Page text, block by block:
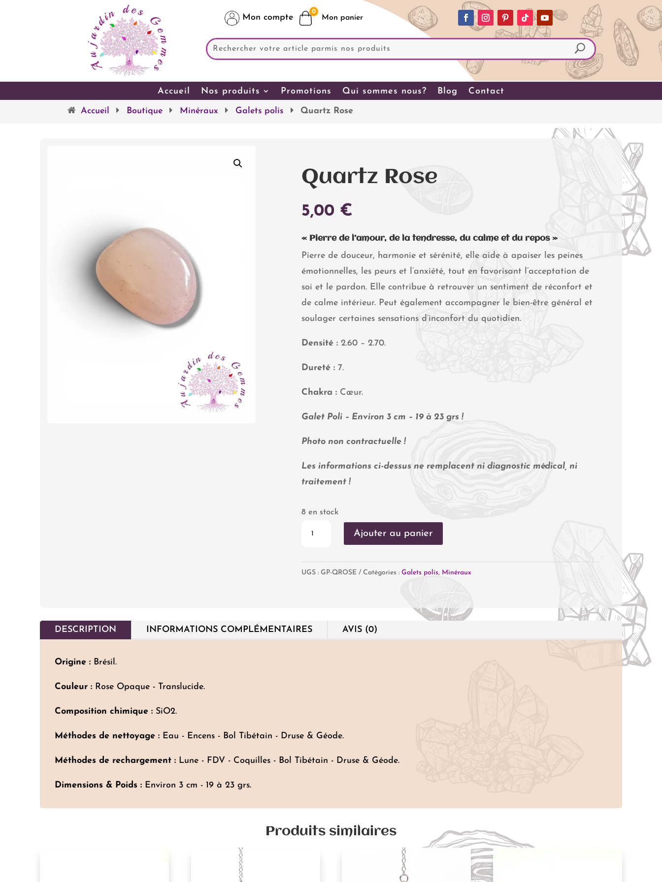
Mon compte
0
Accueil Nos produits Promotions Qui sommes nous? Blog Contact
Accueil Boutique Minéraux Galets polis Quartz Rose
Quartz Rose
5,00 €
« Pierre de l’amour, de la tendresse, du calme et du repos »
Pierre de douceur, harmonie et sérénité, elle aide à apaiser les peines
émotionnelles, les peurs et l’anxiété, tout en favorisant l’acceptation de
soi et le pardon. Elle contribue à retrouver un sentiment de réconfort et
de calme intérieur. Peut également accompagner le bien-être général et
soulager certaines sensations d’inconfort du quotidien.
Densité : 2.60 – 2.70.
Dureté : 7.
Chakra : Cœur.
Galet Poli – Environ 3 cm – 19 à 23 grs !
Photo non contractuelle !
Les informations ci-dessus ne remplacent ni diagnostic médical, ni
traitement !
8 en stock
Rose
Ajouter au panier
UGS :GP-QROSE Catégories :Galets polis, Minéraux
DESCRIPTION INFORMATIONS COMPLÉMENTAIRES AVIS (0)
Origine :Brésil.
Couleur : Rose Opaque - Translucide.
Composition chimique :SiO2.
Méthodes de nettoyage :Eau - Encens - Bol Tibétain - Druse & Géode.
Méthodes de rechargement :Lune - FDV - Coquilles - Bol Tibétain - Druse & Géode.
Dimensions & Poids :Environ 3 cm - 19 à 23 grs.
Produits similaires